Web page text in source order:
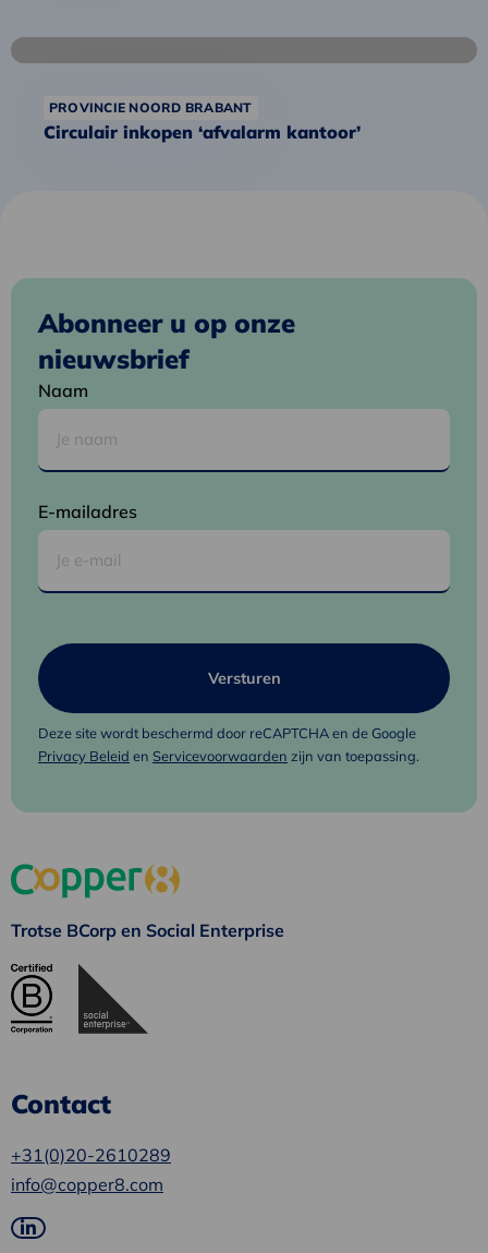
PROVINCIE NOORD BRABANT
Circulair inkopen ‘afvalarm kantoor’
Lees
Circulair
Abonneer u op onze
nieuwsbrief
Naam
E-mailadres
Deze site wordt beschermd door reCAPTCHA en de Google
Privacy Beleid en Servicevoorwaarden zijn van toepassing.
Trotse BCorp en Social Enterprise
Contact
+31(0)20-2610289
info@copper8.com
Ga